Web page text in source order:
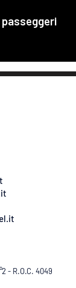
- R.O.C. 4049